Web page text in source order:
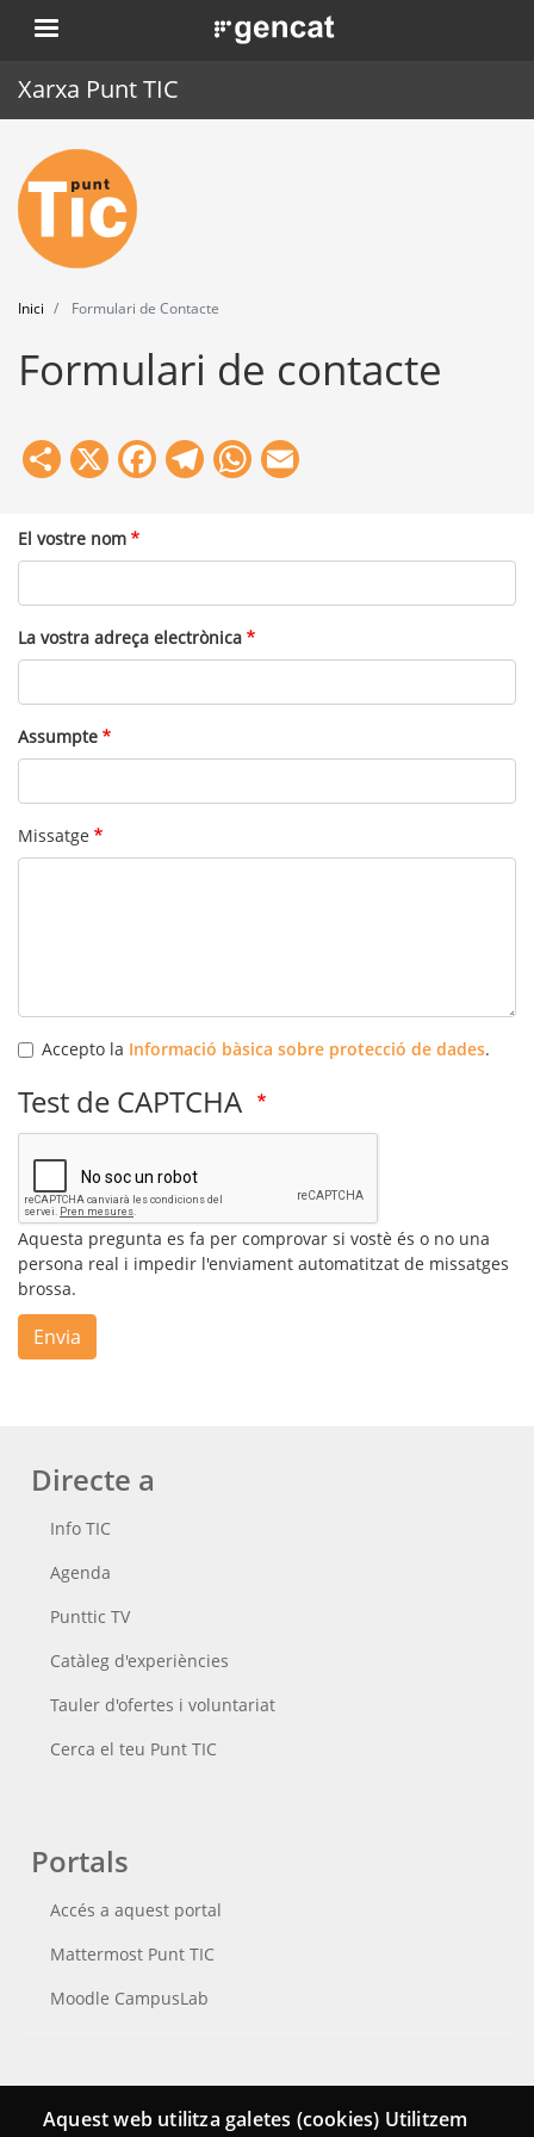
Vés
al
. Obre en una nova finestra.
Xarxa Punt TIC
Inici
Punt TIC
Actualitat
Agenda
Formació
Eines
Inici Formulari de Contacte
Formulari de contacte
Share
X Facebook
Telegram
WhatsApp
El vostre nom
La vostra adreça electrònica
Assumpte
Missatge
Accepto la Informació bàsica sobre protecció de dades.
Test de CAPTCHA
Aquesta pregunta es fa per comprovar si vostè és o no una
persona real i impedir l'enviament automatitzat de missatges
brossa.
Envia
Directe a
Info TIC
Agenda
Punttic TV
Catàleg d'experiències
Tauler d'ofertes i voluntariat
Cerca el teu Punt TIC
Portals
Accés a aquest portal
Mattermost Punt TIC
Moodle CampusLab
Connecta
Aquest web utilitza galetes (cookies) Utilitzem